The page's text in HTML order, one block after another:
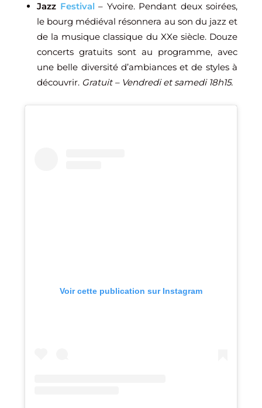
Jazz Festival – Yvoire. Pendant deux soirées,
le bourg médiéval résonnera au son du jazz et
de la musique classique du XXe siècle. Douze
concerts gratuits sont au programme, avec
une belle diversité d’ambiances et de styles à
découvrir. Gratuit – Vendredi et samedi 18h15.
Voir cette publication sur Instagram